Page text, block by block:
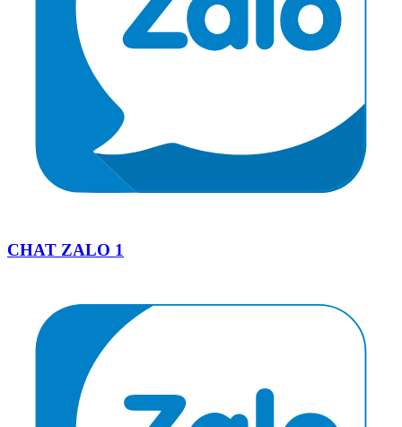
CHAT ZALO 1